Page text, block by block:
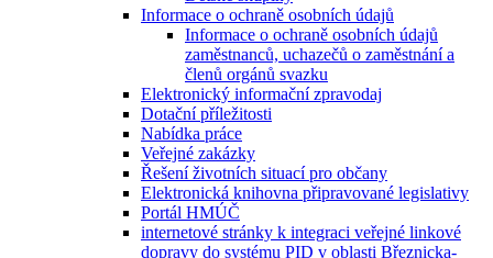
Informace o ochraně osobních údajů
Informace o ochraně osobních údajů
zaměstnanců, uchazečů o zaměstnání a
členů orgánů svazku
Elektronický informační zpravodaj
Dotační příležitosti
Nabídka práce
Veřejné zakázky
Řešení životních situací pro občany
Elektronická knihovna připravované legislativy
Portál HMÚČ
internetové stránky k integraci veřejné linkové
dopravy do systému PID v oblasti Březnicka-